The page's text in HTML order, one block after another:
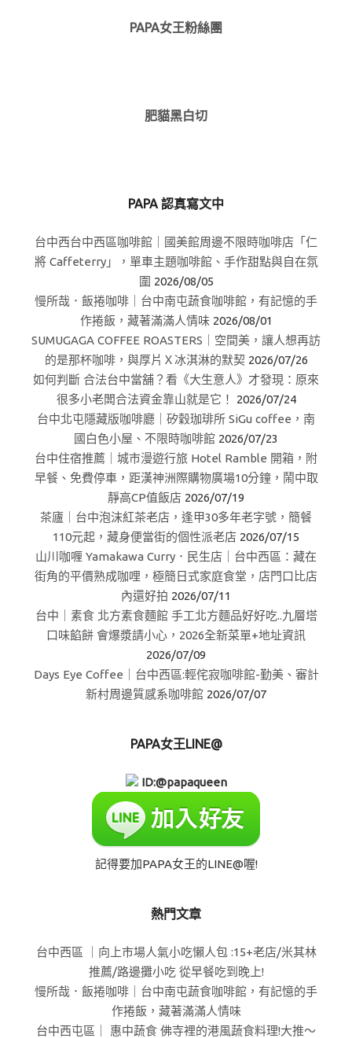
PAPA女王粉絲團
肥貓黑白切
PAPA 認真寫文中
台中西台中西區咖啡館｜國美館周邊不限時咖啡店「仁
將 Caffeterry」，單車主題咖啡館、手作甜點與自在氛
圍 2026/08/05
慢所哉．飯捲咖啡｜台中南屯蔬食咖啡館，有記憶的手
作捲飯，藏著滿滿人情味 2026/08/01
SUMUGAGA COFFEE ROASTERS｜空間美，讓人想再訪
的是那杯咖啡，與厚片Ｘ冰淇淋的默契 2026/07/26
如何判斷 合法台中當舖？看《大生意人》才發現：原來
很多小老闆合法資金靠山就是它！
2026/07/24
台中北屯隱藏版咖啡廳｜矽穀珈琲所 SiGu coffee，南
國白色小屋、不限時咖啡館 2026/07/23
台中住宿推薦｜城市漫遊行旅 Hotel Ramble 開箱，附
早餐、免費停車，距漢神洲際購物廣場10分鐘，鬧中取
靜高CP值飯店 2026/07/19
茶廬｜台中泡沫紅茶老店，逢甲30多年老字號，簡餐
110元起，藏身便當街的個性派老店 2026/07/15
山川咖喱 Yamakawa Curry．民生店｜台中西區：藏在
街角的平價熟成咖哩，極簡日式家庭食堂，店門口比店
內還好拍 2026/07/11
台中｜素食 北方素食麵館 手工北方麵品好好吃..九層塔
口味餡餅 會爆漿請小心，2026全新菜單+地址資訊
2026/07/09
Days Eye Coffee｜台中西區:輕侘寂咖啡館-勤美、審計
新村周邊質感系咖啡館 2026/07/07
PAPA女王LINE@
ID:@papaqueen
記得要加PAPA女王的LINE@喔!
熱門文章
台中西區 ｜向上市場人氣小吃懶人包 :15+老店/米其林
推薦/路邊攤小吃 從早餐吃到晚上!
慢所哉．飯捲咖啡｜台中南屯蔬食咖啡館，有記憶的手
作捲飯，藏著滿滿人情味
台中西屯區｜ 惠中蔬食 佛寺裡的港風蔬食料理!大推～